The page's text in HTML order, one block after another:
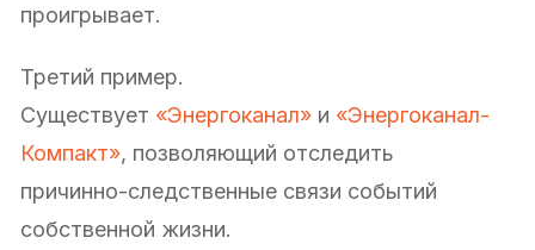
проигрывает.
Третий пример.
Существует «Энергоканал» и «Энергоканал-
Компакт», позволяющий отследить
причинно-следственные связи событий
собственной жизни.